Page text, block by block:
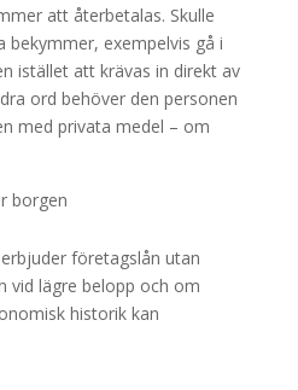
att återbetalas. Skulle
exempelvis gå i
istället att krävas in direkt av
ord behöver den personen
med privata medel – om
borgen
företagslån utan
vid lägre belopp och om
historik kan